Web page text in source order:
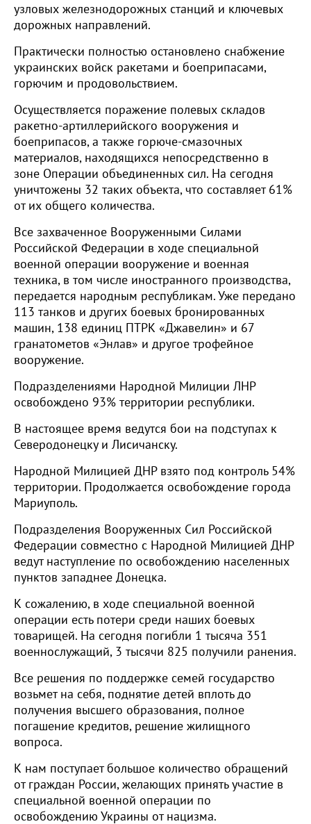
узловых железнодорожных станций и ключевых
дорожных направлений.
Практически полностью остановлено снабжение
украинских войск ракетами и боеприпасами,
горючим и продовольствием.
Осуществляется поражение полевых складов
ракетно-артиллерийского вооружения и
боеприпасов, а также горюче-смазочных
материалов, находящихся непосредственно в
зоне Операции объединенных сил. На сегодня
уничтожены 32 таких объекта, что составляет 61%
от их общего количества.
Все захваченное Вооруженными Силами
Российской Федерации в ходе специальной
военной операции вооружение и военная
техника, в том числе иностранного производства,
передается народным республикам. Уже передано
113 танков и других боевых бронированных
машин, 138 единиц ПТРК «Джавелин» и 67
гранатометов «Энлав» и другое трофейное
вооружение.
Подразделениями Народной Милиции ЛНР
освобождено 93% территории республики.
В настоящее время ведутся бои на подступах к
Северодонецку и Лисичанску.
Народной Милицией ДНР взято под контроль 54%
территории. Продолжается освобождение города
Мариуполь.
Подразделения Вооруженных Сил Российской
Федерации совместно с Народной Милицией ДНР
ведут наступление по освобождению населенных
пунктов западнее Донецка.
К сожалению, в ходе специальной военной
операции есть потери среди наших боевых
товарищей. На сегодня погибли 1 тысяча 351
военнослужащий, 3 тысячи 825 получили ранения.
Все решения по поддержке семей государство
возьмет на себя, поднятие детей вплоть до
получения высшего образования, полное
погашение кредитов, решение жилищного
вопроса.
К нам поступает большое количество обращений
от граждан России, желающих принять участие в
специальной военной операции по
освобождению Украины от нацизма.